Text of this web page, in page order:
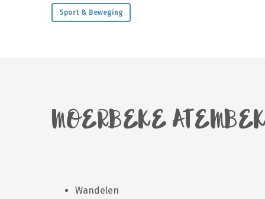
Sport & Beweging
MOERBEKE
Wandelen